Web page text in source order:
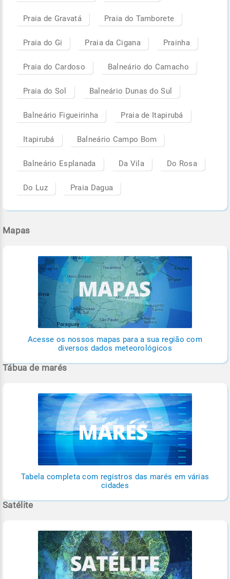
Praia de Gravatá Praia do Tamborete
Praia do Gi Praia da Cigana Prainha
Praia do Cardoso Balneário do Camacho
Praia do Sol Balneário Dunas do Sul
Balneário Figueirinha Praia de Itapirubá
Itapirubá Balneário Campo Bom
Balneário Esplanada Da Vila Do Rosa
Do Luz Praia Dagua
Mapas
Acesse os nossos mapas para a sua região com
diversos dados meteorológicos
Tábua de marés
Tabela completa com registros das marés em várias
cidades
Satélite